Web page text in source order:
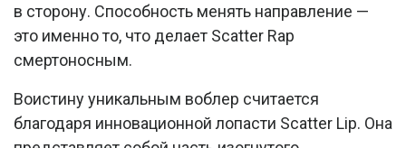
в сторону. Способность менять направление —
это именно то, что делает Scatter Rap
смертоносным.
Воистину уникальным воблер считается
благодаря инновационной лопасти Scatter Lip. Она